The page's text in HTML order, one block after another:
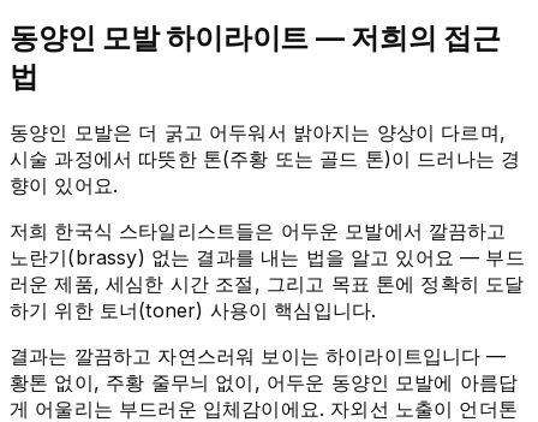
동양인 모발 하이라이트 — 저희의 접근
법
동양인 모발은 더 굵고 어두워서 밝아지는 양상이 다르며,
시술 과정에서 따뜻한 톤(주황 또는 골드 톤)이 드러나는 경
향이 있어요.
저희 한국식 스타일리스트들은 어두운 모발에서 깔끔하고
노란기(brassy) 없는 결과를 내는 법을 알고 있어요 — 부드
러운 제품, 세심한 시간 조절, 그리고 목표 톤에 정확히 도달
하기 위한 토너(toner) 사용이 핵심입니다.
결과는 깔끔하고 자연스러워 보이는 하이라이트입니다 —
황톤 없이, 주황 줄무늬 없이, 어두운 동양인 모발에 아름답
게 어울리는 부드러운 입체감이에요. 자외선 노출이 언더톤